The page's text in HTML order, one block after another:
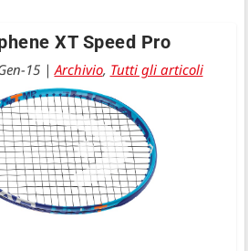
XT Speed Pro
15|Archivio, Tutti gli articoli